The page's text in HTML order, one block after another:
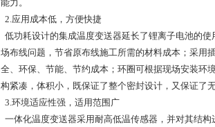
能力。
2.应用成本低，方便快捷
低功耗设计的集成温度变送器延长了锂离子电池的
场布线问题，节省原布线施工所需的材料成本；采用
全、环保、节能、节约成本；环圈可根据现场安装环
构紧凑，体积小，既保证了整个密封设计，又保证了
3.环境适应性强，适用范围广
一体化温度变送器采用耐高低温传感器，并对其结